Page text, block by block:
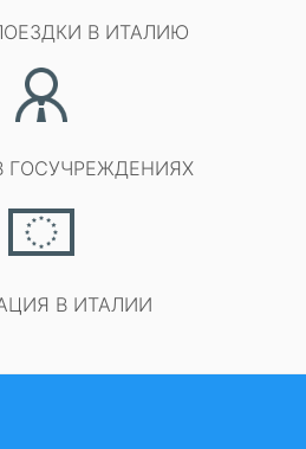
В ИТАЛИЮ
ГОСУЧРЕЖДЕНИЯХ
В ИТАЛИИ